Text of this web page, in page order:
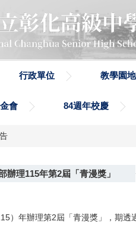
行政單位 教學園地
會 84週年校慶
辦理115年第2屆「青漫獎」
）年辦理第2屆「青漫獎」，期透